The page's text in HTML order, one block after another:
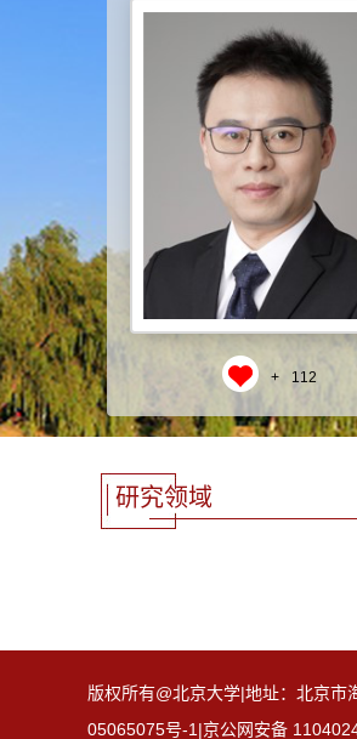
+ 112
研究领域
版权所有@北京大学|地址：北京
05065075号-1|京公网安备